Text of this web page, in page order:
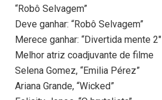
“Robô Selvagem”
Deve ganhar: “Robô Selvagem”
Merece ganhar: “Divertida mente 2″
Melhor atriz coadjuvante de filme
Selena Gomez, “Emilia Pérez”
Ariana Grande, “Wicked”